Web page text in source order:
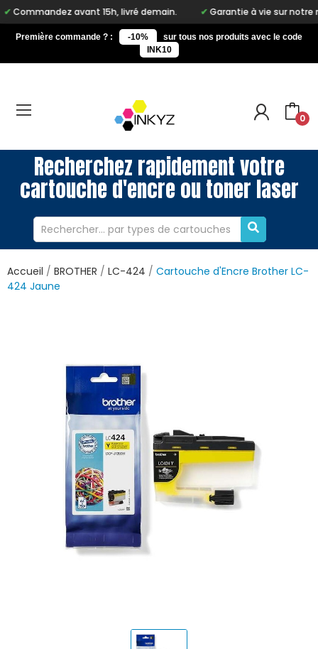
avant 15h, livré demain. Garantie à vie sur notre marque
Première commande ? : -10%
sur tous nos produits avec le code
INK10
0
Recherchez rapidement votre
cartouche d'encre ou toner laser
Accueil BROTHER LC-424
Cartouche d'Encre Brother LC-
424 Jaune